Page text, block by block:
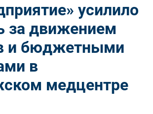
Промышленности
связь
усилило
за движением
и бюджетными
в
медцентре